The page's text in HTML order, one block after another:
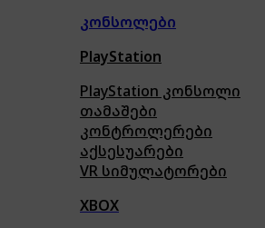
კონსოლები
PlayStation
PlayStation კონსოლი
თამაშები
კონტროლერები
აქსესუარები
VR სიმულატორები
XBOX